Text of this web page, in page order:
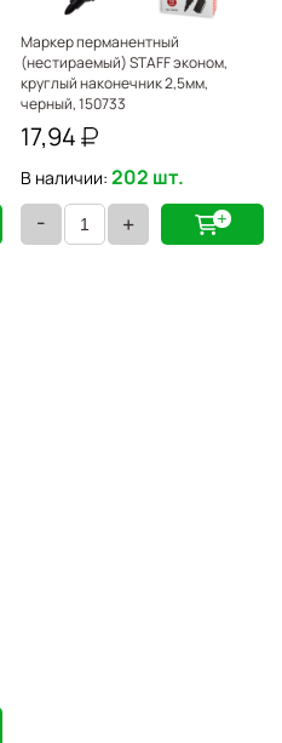
Маркер перманентный
(нестираемый) STAFF эконом,
круглый наконечник 2,5мм,
черный, 150733
17,94
В наличии: 202 шт.
- +